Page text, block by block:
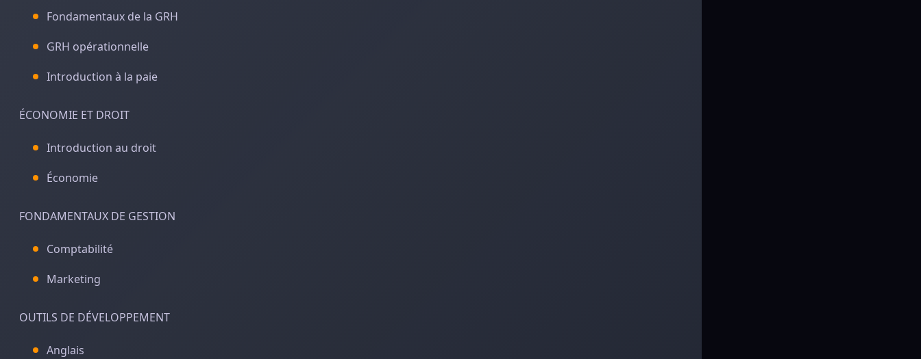
Fondamentaux de la GRH
GRH opérationnelle
Introduction à la paie
ÉCONOMIE ET DROIT
Introduction au droit
Économie
FONDAMENTAUX DE GESTION
Comptabilité
Marketing
OUTILS DE DÉVELOPPEMENT
Anglais